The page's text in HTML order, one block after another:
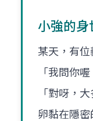
小強的身
某天，有位
「我問你
「對呀，
卵黏在隱